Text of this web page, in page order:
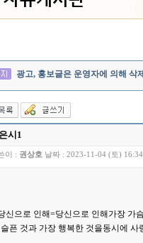
광고, 홍보글은 운영자에 의해 삭
시1
이 : 권상호 날짜 : 2023-11-04 (토) 16:34
신으로 인해=​당신으로 인해가장 가
슬픈 것과 가장 행복한 것을동시에